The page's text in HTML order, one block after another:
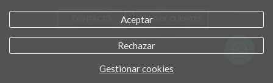
AREA DE CLIENTES
Aceptar
Rechazar
Gestionar cookies